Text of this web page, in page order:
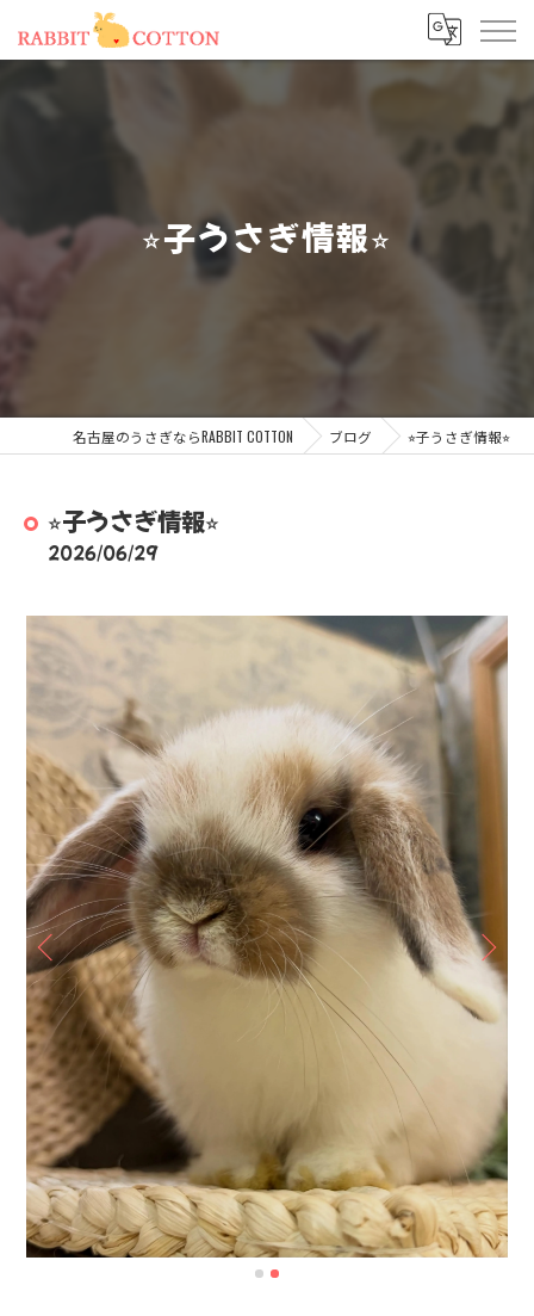
⭐︎子うさぎ情報⭐︎
名古屋のうさぎならRABBIT COTTON ブログ ⭐︎子うさぎ情報⭐︎
⭐︎子うさぎ情報⭐︎
2026/06/29